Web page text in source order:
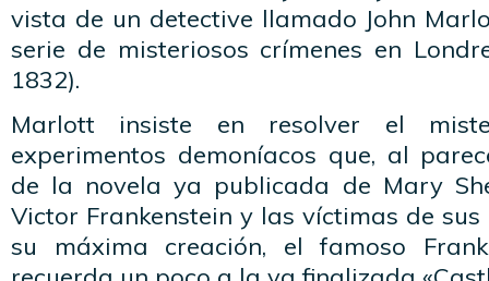
vista de un detective llamado John
serie de misteriosos crímenes en
1832).
Marlott insiste en resolver el
experimentos demoníacos que, al
de la novela ya publicada de Mary
Victor Frankenstein y las víctimas de sus
su máxima creación, el famoso